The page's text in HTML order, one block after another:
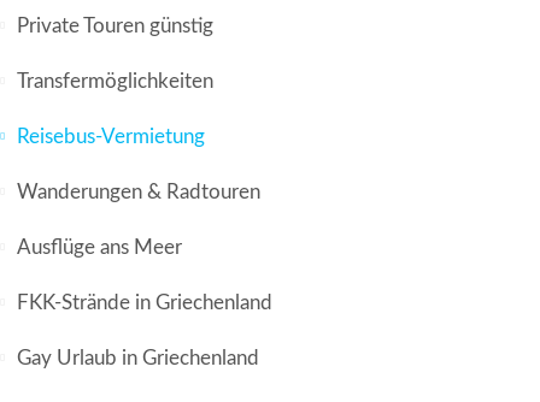
Private Touren günstig
Transfermöglichkeiten
Reisebus-Vermietung
Wanderungen & Radtouren
Ausflüge ans Meer
FKK-Strände in Griechenland
Gay Urlaub in Griechenland